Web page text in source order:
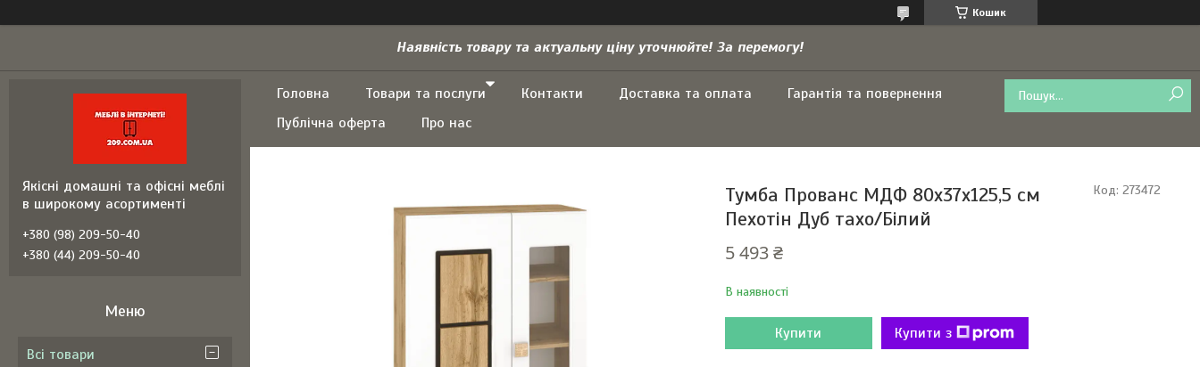
Кошик
Наявність товару та актуальну ціну уточнюйте! За перемогу!
Головна Товари та послуги Контакти Доставка та оплата
Гарантія та повернення
Публічна оферта
Про нас
Тумба Прованс МДФ 80х37х125,5 см
Пехотін Дуб тахо/Білий
5 493 ₴
В наявності
Код: 273472
Купити Купити з
Якісні домашні та офісні меблі
в широкому асортименті
+380 (98) 209-50-40
+380 (44) 209-50-40
Всі товари